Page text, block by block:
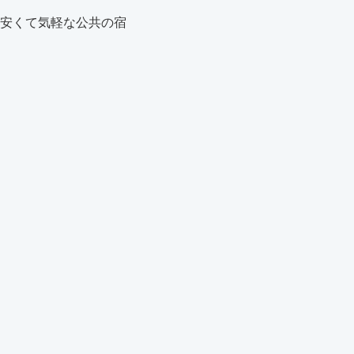
安くて気軽な公共の宿